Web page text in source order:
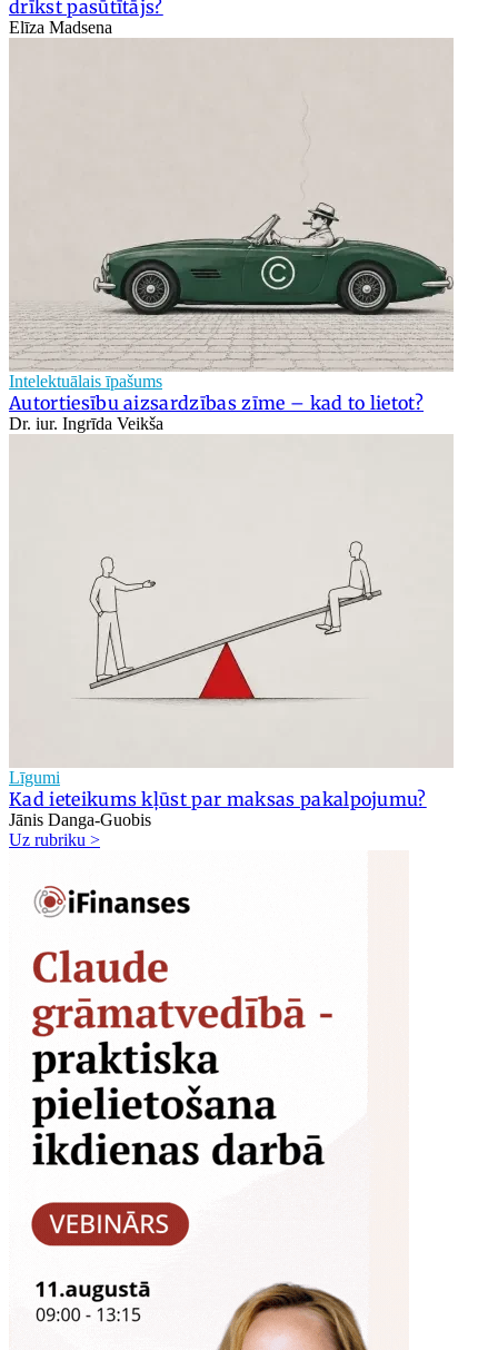
drīkst pasūtītājs?
Elīza Madsena
Intelektuālais īpašums
Autortiesību aizsardzības zīme – kad to lietot?
Dr. iur. Ingrīda Veikša
Līgumi
Kad ieteikums kļūst par maksas pakalpojumu?
Jānis Danga-Guobis
Uz rubriku >